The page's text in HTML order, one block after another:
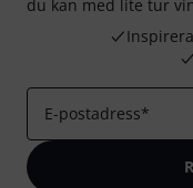
du kan med lite tur
E-postadress*